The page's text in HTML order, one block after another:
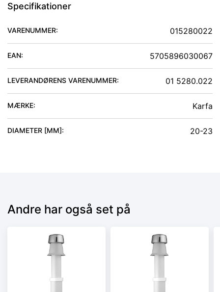
Specifikationer
VARENUMMER: 015280022
EAN: 5705896030067
LEVERANDØRENS VARENUMMER: 01 5280.022
MÆRKE: Karfa
DIAMETER [MM]: 20-23
Andre har også set på